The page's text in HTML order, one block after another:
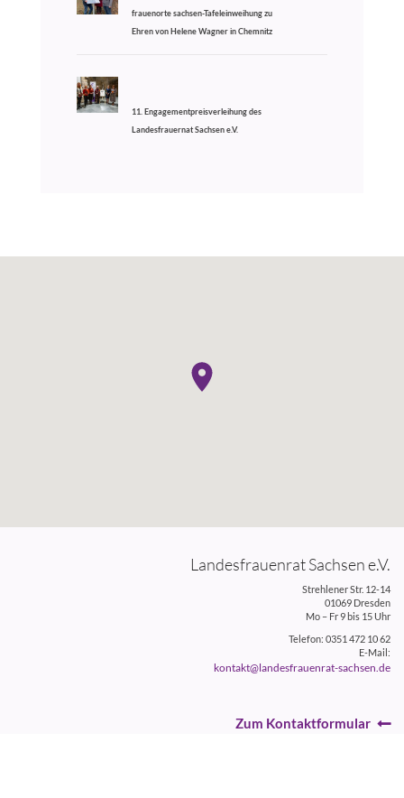
frauenorte sachsen-Tafeleinweihung zu
Ehren von Helene Wagner in Chemnitz
11. Engagementpreisverleihung des
Landesfrauernat Sachsen e.V.
Landesfrauenrat Sachsen e.V.
Strehlener Str. 12-14
01069 Dresden
Mo – Fr 9 bis 15 Uhr
Telefon: 0351 472 10 62
E-Mail:
kontakt@landesfrauenrat-sachsen.de
Zum Kontaktformular